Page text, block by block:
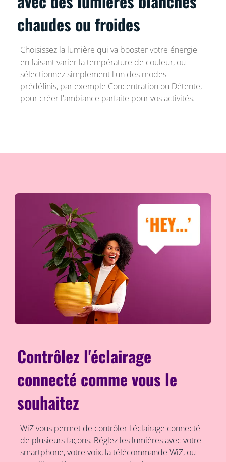
chaudes ou froides
Choisissez la lumière qui va booster votre énergie
en faisant varier la température de couleur, ou
sélectionnez simplement l'un des modes
prédéfinis, par exemple Concentration ou Détente,
pour créer l'ambiance parfaite pour vos activités.
Contrôlez l'éclairage
connecté comme vous le
souhaitez
WiZ vous permet de contrôler l'éclairage connecté
de plusieurs façons. Réglez les lumières avec votre
smartphone, votre voix, la télécommande WiZ, ou